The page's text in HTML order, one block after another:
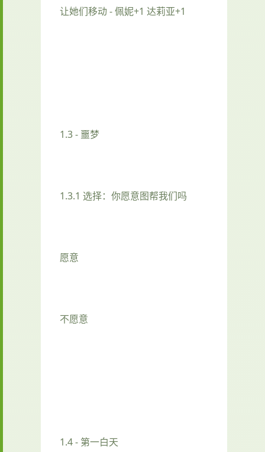
让她们移动 - 佩妮+1 达莉亚+1
1.3 - 噩梦
1.3.1 选择：你愿意图帮我们吗
愿意
不愿意
1.4 - 第一白天